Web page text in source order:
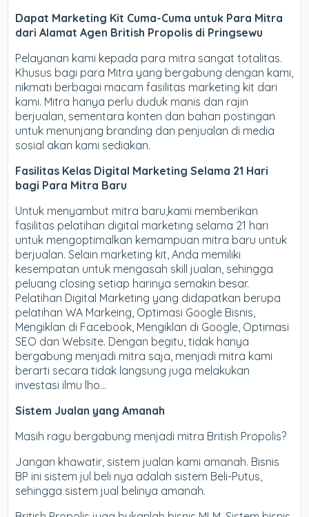
Dapat Marketing Kit Cuma-Cuma untuk Para Mitra
dari Alamat Agen British Propolis di Pringsewu
Pelayanan kami kepada para mitra sangat totalitas.
Khusus bagi para Mitra yang bergabung dengan kami,
nikmati berbagai macam fasilitas marketing kit dari
kami. Mitra hanya perlu duduk manis dan rajin
berjualan, sementara konten dan bahan postingan
untuk menunjang branding dan penjualan di media
sosial akan kami sediakan.
Fasilitas Kelas Digital Marketing Selama 21 Hari
bagi Para Mitra Baru
Untuk menyambut mitra baru,kami memberikan
fasilitas pelatihan digital marketing selama 21 hari
untuk mengoptimalkan kemampuan mitra baru untuk
berjualan. Selain marketing kit, Anda memiliki
kesempatan untuk mengasah skill jualan, sehingga
peluang closing setiap harinya semakin besar.
Pelatihan Digital Marketing yang didapatkan berupa
pelatihan WA Markeing, Optimasi Google Bisnis,
Mengiklan di Facebook, Mengiklan di Google, Optimasi
SEO dan Website. Dengan begitu, tidak hanya
bergabung menjadi mitra saja, menjadi mitra kami
berarti secara tidak langsung juga melakukan
investasi ilmu lho…
Sistem Jualan yang Amanah
Masih ragu bergabung menjadi mitra British Propolis?
Jangan khawatir, sistem jualan kami amanah. Bisnis
BP ini sistem jul beli nya adalah sistem Beli-Putus,
sehingga sistem jual belinya amanah.